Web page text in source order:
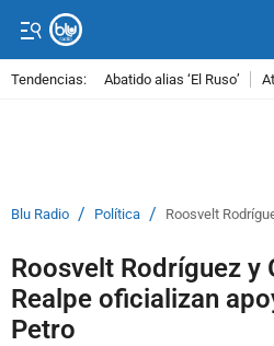
Tendencias: Abatido alias ‘El Ruso’
Blu Radio / Política / Roosvelt
Roosvelt Rodríguez y
Realpe oficializan
Petro